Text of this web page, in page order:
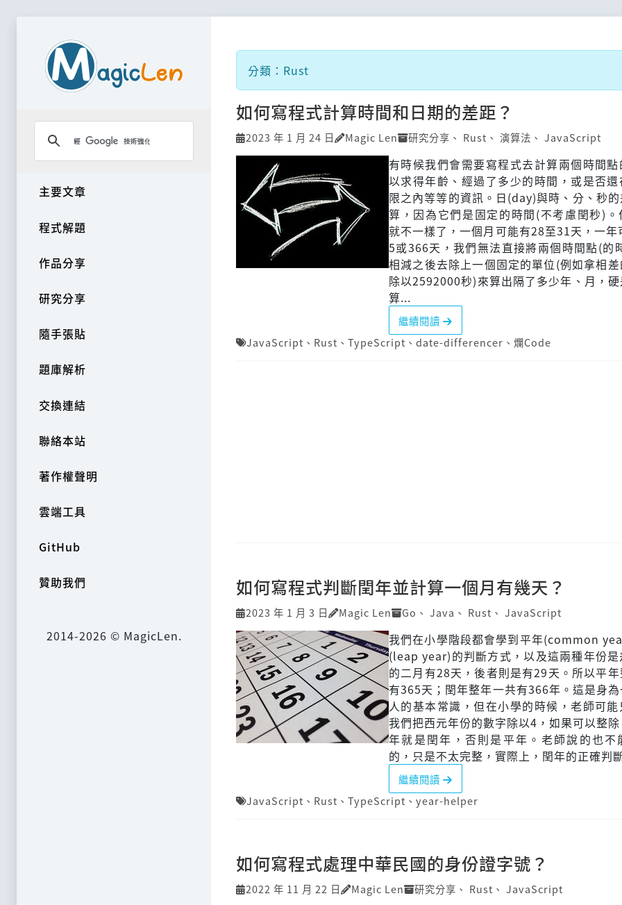
主要文章
程式解題
作品分享
研究分享
隨手張貼
題庫解析
交換連結
聯絡本站
著作權聲明
雲端工具
GitHub
贊助我們
2014-2026 © MagicLen.
分類：Rust
如何寫程式計算時間和日期的差距？
2023 年 1 月 24 日 Magic Len 研究分享 、 Rust 、 演算法 、 JavaScript
有時候我們會需要寫程式去計算兩個時間
以求得年齡、經過了多少的時間，或是否
限之內等等的資訊。日(day)與時、分、秒
算，因為它們是固定的時間(不考慮閏秒)
就不一樣了，一個月可能有28至31天，一
5或366天，我們無法直接將兩個時間點(的
相減之後去除上一個固定的單位(例如拿相
除以2592000秒)來算出隔了多少年、月，
算...
繼續閱讀
JavaScript 、 Rust 、 TypeScript 、 date-differencer 、 爛Code
如何寫程式判斷閏年並計算一個月有幾天？
2023 年 1 月 3 日 Magic Len Go 、 Java 、 Rust 、 JavaScript
我們在小學階段都會學到平年(common
(leap year)的判斷方式，以及這兩種年份
的二月有28天，後者則是有29天。所以平
有365天；閏年整年一共有366年。這是身
人的基本常識，但在小學的時候，老師可
我們把西元年份的數字除以4，如果可以整
年就是閏年，否則是平年。老師說的也不
的，只是不太完整，實際上，閏年的正確判
繼續閱讀
JavaScript 、 Rust 、 TypeScript 、 year-helper
如何寫程式處理中華民國的身份證字號？
2022 年 11 月 22 日 Magic Len 研究分享 、 Rust 、 JavaScript